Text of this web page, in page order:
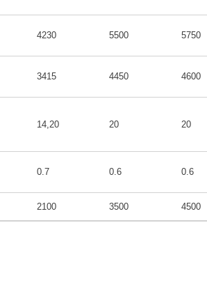
4230 5500 5750
3415 4450 4600
14,20 20 20
0.7 0.6 0.6
2100 3500 4500